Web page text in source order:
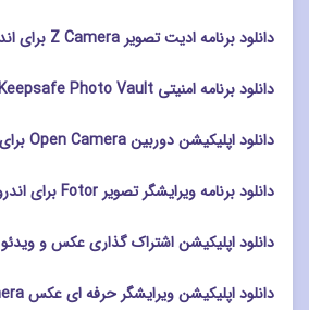
دانلود برنامه ادیت تصویر Z Camera برای اندروید
دانلود برنامه امنیتی Keepsafe Photo Vault برای اندروید
دانلود اپلیکیشن دوربین Open Camera برای اندروید
دانلود برنامه ویرایشگر تصویر Fotor برای اندروید
دانلود اپلیکیشن اشتراک گذاری عکس و ویدئو Flickr برای اندروید
دانلود اپلیکیشن ویرایشگر حرفه ای عکس PIP Camera برای اندروید